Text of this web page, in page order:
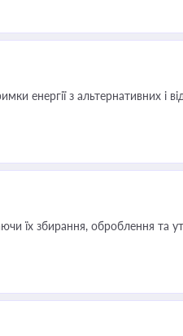
енергії з альтернативних і
їх збирання, оброблення та